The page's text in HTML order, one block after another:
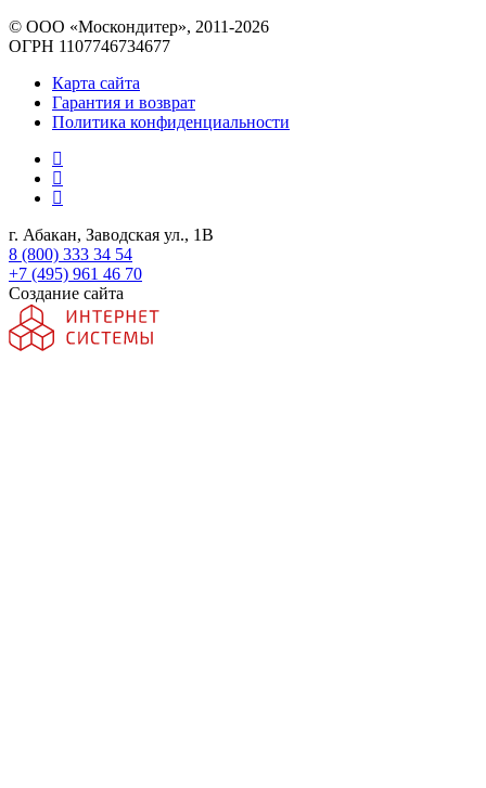
© ООО «Москондитер», 2011-2026
ОГРН 1107746734677
Карта сайта
Гарантия и возврат
Политика конфиденциальности
г. Абакан, Заводская ул., 1В
8 (800) 333 34 54
+7 (495) 961 46 70
Создание сайта